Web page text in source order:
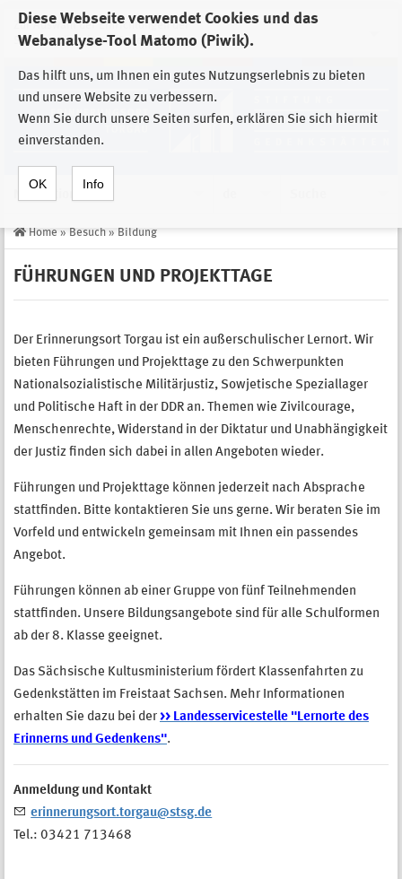
Diese Webseite verwendet Cookies und das
Webanalyse-Tool Matomo (Piwik).
Das hilft uns, um Ihnen ein gutes Nutzungserlebnis zu bieten
und unsere Website zu verbessern.
Wenn Sie durch unsere Seiten surfen, erklären Sie sich hiermit
einverstanden.
OK Info
Zur Auswahl der Einrichtungen der
Stiftung Sächsische Gedenkstätten
Home » Besuch » Bildung
FÜHRUNGEN UND PROJEKTTAGE
Der Erinnerungsort Torgau ist ein außerschulischer Lernort. Wir
bieten Führungen und Projekttage zu den Schwerpunkten
Nationalsozialistische Militärjustiz, Sowjetische Speziallager
und Politische Haft in der DDR an. Themen wie Zivilcourage,
Menschenrechte, Widerstand in der Diktatur und Unabhängigkeit
der Justiz finden sich dabei in allen Angeboten wieder.
Führungen und Projekttage können jederzeit nach Absprache
stattfinden. Bitte kontaktieren Sie uns gerne. Wir beraten Sie im
Vorfeld und entwickeln gemeinsam mit Ihnen ein passendes
Angebot.
Führungen können ab einer Gruppe von fünf Teilnehmenden
stattfinden. Unsere Bildungsangebote sind für alle Schulformen
ab der 8. Klasse geeignet.
Das Sächsische Kultusministerium fördert Klassenfahrten zu
Gedenkstätten im Freistaat Sachsen. Mehr Informationen
erhalten Sie dazu bei der >> Landesservicestelle "Lernorte des
Erinnerns und Gedenkens".
Anmeldung und Kontakt
erinnerungsort.torgau@stsg.de
Tel.: 03421 713468